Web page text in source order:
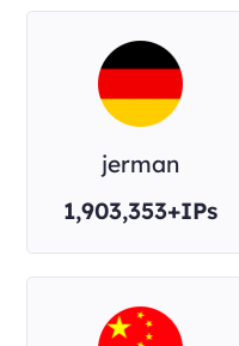
jerman
1,903,353+IPs